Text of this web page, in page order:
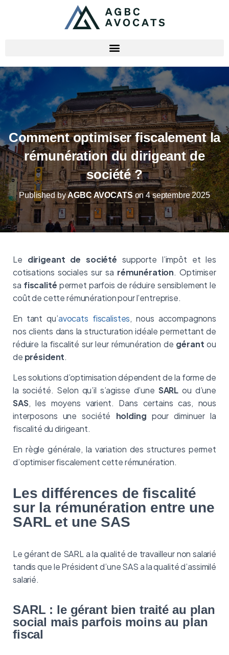
Comment optimiser fiscalement la
rémunération du dirigeant de
société ?
Published byAGBC AVOCATSon4 septembre 2025
Le dirigeant de société supporte l’impôt et les
cotisations sociales sur sa rémunération. Optimiser
sa fiscalité permet parfois de réduire sensiblement le
coût de cette rémunération pour l’entreprise.
En tant qu’avocats fiscalistes, nous accompagnons
nos clients dans la structuration idéale permettant de
réduire la fiscalité sur leur rémunération de gérant ou
de président.
Les solutions d’optimisation dépendent de la forme de
la société. Selon qu’il s’agisse d’une SARL ou d’une
SAS, les moyens varient. Dans certains cas, nous
interposons une société holding pour diminuer la
fiscalité du dirigeant.
En règle générale, la variation des structures permet
d’optimiser fiscalement cette rémunération.
Les différences de fiscalité
sur la rémunération entre une
SARL et une SAS
Le gérant de SARL a la qualité de travailleur non salarié
tandis que le Président d’une SAS a la qualité d’assimilé
salarié.
SARL : le gérant bien traité au plan
social mais parfois moins au plan
fiscal